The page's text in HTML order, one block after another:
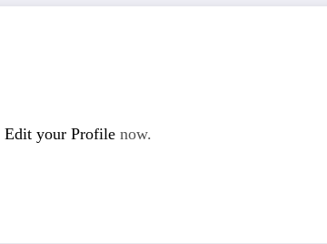
Edit your Profile now.